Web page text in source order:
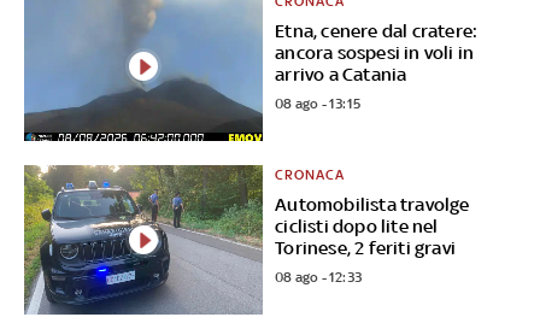
Etna, cenere dal cratere:
ancora sospesi in voli in
arrivo a Catania
08 ago - 13:15
Automobilista travolge
ciclisti dopo lite nel
Torinese, 2 feriti gravi
CRONACA
08 ago - 12:33